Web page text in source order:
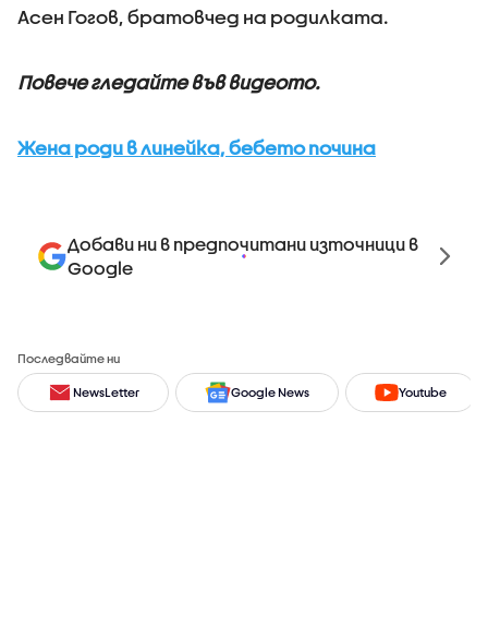
Асен Гогов, братовчед на родилката.
Повече гледайте във видеото.
Жена роди в линейка, бебето почина
Добави ни в предпочитани източници в
Google
Последвайте ни
NewsLetter Google News Youtube